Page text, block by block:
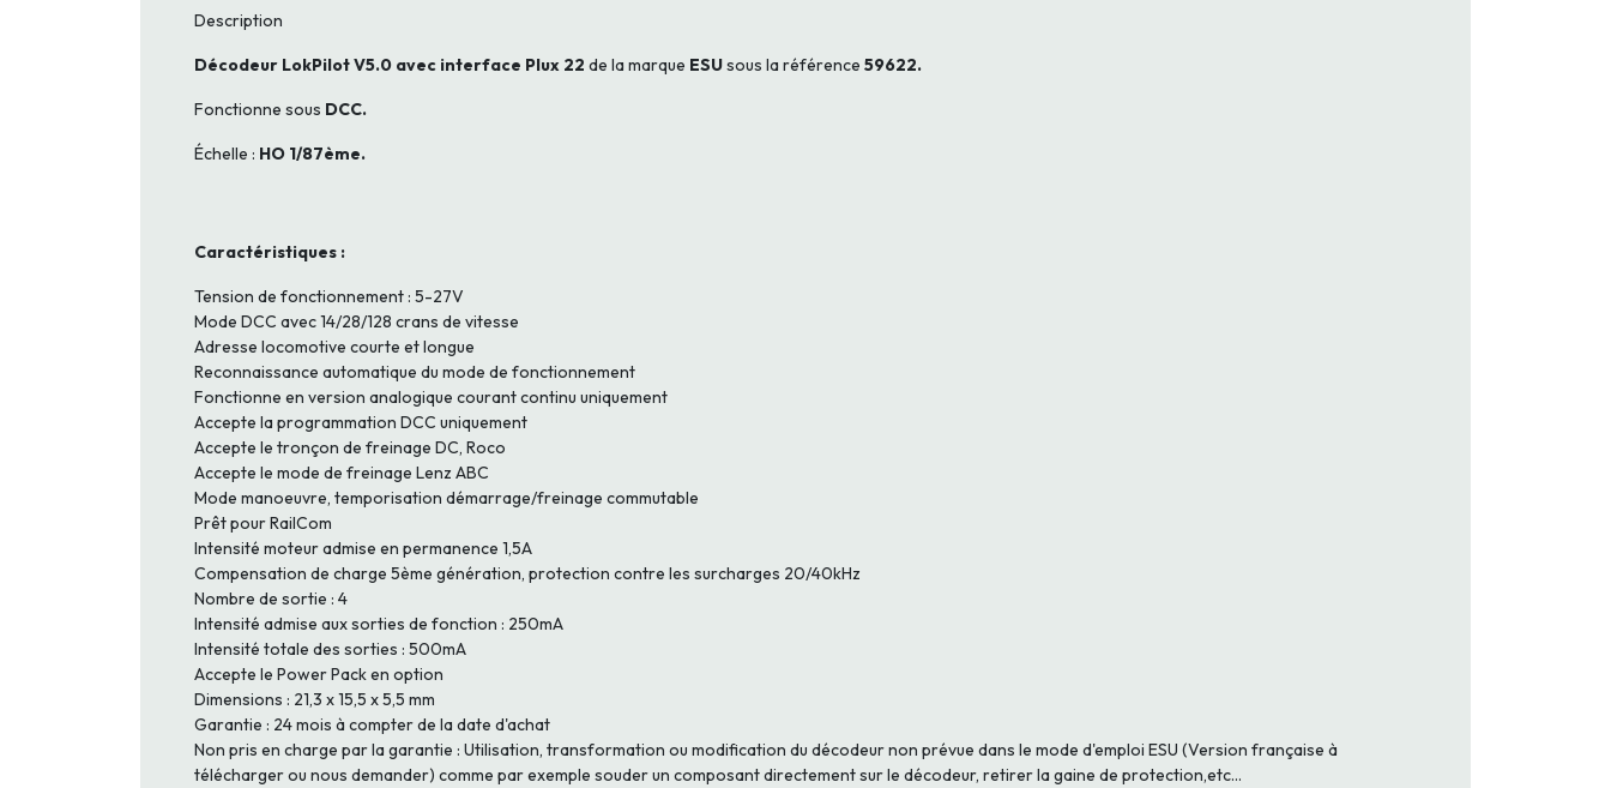
Description
Décodeur LokPilot V5.0 avec interface Plux 22 de la marque ESUsous la référence 59622.
Fonctionne sous DCC.
Échelle : HO 1/87ème.
Caractéristiques :
Tension de fonctionnement : 5-27V
Mode DCC avec 14/28/128 crans de vitesse
Adresse locomotive courte et longue
Reconnaissance automatique du mode de fonctionnement
Fonctionne en version analogique courant continu uniquement
Accepte la programmation DCC uniquement
Accepte le tronçon de freinage DC, Roco
Accepte le mode de freinage Lenz ABC
Mode manoeuvre, temporisation démarrage/freinage commutable
Prêt pour RailCom
Intensité moteur admise en permanence 1,5A
Compensation de charge 5ème génération, protection contre les surcharges 20/40kHz
Nombre de sortie : 4
Intensité admise aux sorties de fonction : 250mA
Intensité totale des sorties : 500mA
Accepte le Power Pack en option
Dimensions : 21,3 x 15,5 x 5,5 mm
Garantie : 24 mois à compter de la date d'achat
Non pris en charge par la garantie : Utilisation, transformation ou modification du décodeur non prévue dans le mode d'emploi ESU (Version française à
télécharger ou nous demander) comme par exemple souder un composant directement sur le décodeur, retirer la gaine de protection,etc...